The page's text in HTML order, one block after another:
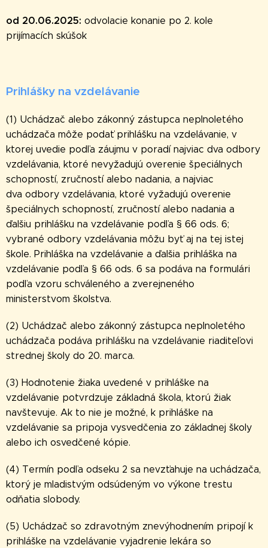
od 20.06.2025: odvolacie konanie po 2. kole
prijímacích skúšok
Prihlášky na vzdelávanie
(1) Uchádzač alebo zákonný zástupca neplnoletého
uchádzača môže podať prihlášku na vzdelávanie, v
ktorej uvedie podľa záujmu v poradí najviac dva odbory
vzdelávania, ktoré nevyžadujú overenie špeciálnych
schopností, zručností alebo nadania, a najviac
dva odbory vzdelávania, ktoré vyžadujú overenie
špeciálnych schopností, zručností alebo nadania a
ďalšiu prihlášku na vzdelávanie podľa § 66 ods. 6;
vybrané odbory vzdelávania môžu byť aj na tej istej
škole. Prihláška na vzdelávanie a ďalšia prihláška na
vzdelávanie podľa § 66 ods. 6 sa podáva na formulári
podľa vzoru schváleného a zverejneného
ministerstvom školstva.
(2) Uchádzač alebo zákonný zástupca neplnoletého
uchádzača podáva prihlášku na vzdelávanie riaditeľovi
strednej školy do 20. marca.
(3) Hodnotenie žiaka uvedené v prihláške na
vzdelávanie potvrdzuje základná škola, ktorú žiak
navštevuje. Ak to nie je možné, k prihláške na
vzdelávanie sa pripoja vysvedčenia zo základnej školy
alebo ich osvedčené kópie.
(4) Termín podľa odseku 2 sa nevzťahuje na uchádzača,
ktorý je mladistvým odsúdeným vo výkone trestu
odňatia slobody.
(5) Uchádzač so zdravotným znevýhodnením pripojí k
prihláške na vzdelávanie vyjadrenie lekára so